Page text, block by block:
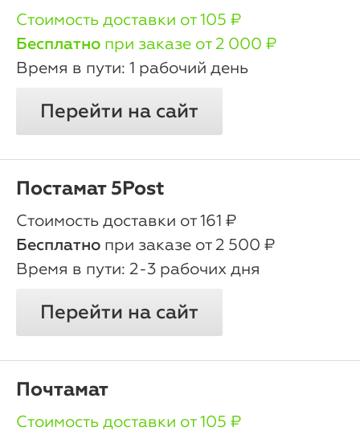
oт 105 ₽
Бесплатно при заказе от 2 000 ₽
1 рабочий день
Перейти на сайт
Постамат 5Post
oт 161 ₽
Бесплатно при заказе от 2 500 ₽
2-3 рабочих дня
Перейти на сайт
Почтамат
oт 105 ₽